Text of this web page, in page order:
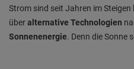
Strom sind seit Jahren im
überalternative Technologien
Sonnenenergie. Denn die Sonne